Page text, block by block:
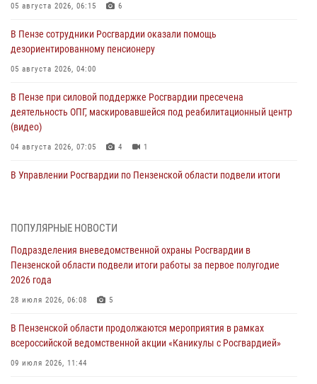
05 августа 2026, 06:15 6
В Пензе сотрудники Росгвардии оказали помощь
дезориентированному пенсионеру
05 августа 2026, 04:00
В Пензе при силовой поддержке Росгвардии пресечена
деятельность ОПГ, маскировавшейся под реабилитационный центр
(видео)
04 августа 2026, 07:05 4 1
В Управлении Росгвардии по Пензенской области подвели итоги
День ВДВ в Пензе
В Пензе сотрудники Росгвардии задержали мужчину, который
дома
03 августа 2026, 05:59
ПОПУЛЯРНЫЕ НОВОСТИ
Подразделения вневедомственной охраны Росгвардии в
Пензенской области подвели итоги работы за первое полугодие
2026 года
28 июля 2026, 06:08 5
В Пензенской области продолжаются мероприятия в рамках
всероссийской ведомственной акции «Каникулы с Росгвардией»
09 июля 2026, 11:44